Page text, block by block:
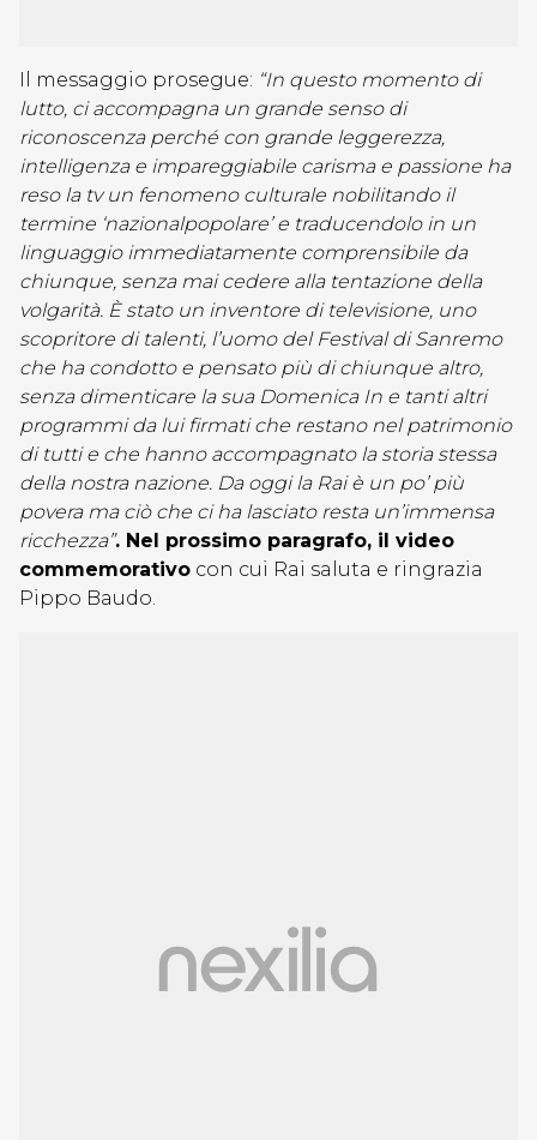
Il messaggio prosegue: “In questo momento di
lutto, ci accompagna un grande senso di
riconoscenza perché con grande leggerezza,
intelligenza e impareggiabile carisma e passione ha
reso la tv un fenomeno culturale nobilitando il
termine ‘nazionalpopolare’ e traducendolo in un
linguaggio immediatamente comprensibile da
chiunque, senza mai cedere alla tentazione della
volgarità. È stato un inventore di televisione, uno
scopritore di talenti, l’uomo del Festival di Sanremo
che ha condotto e pensato più di chiunque altro,
senza dimenticare la sua Domenica In e tanti altri
programmi da lui firmati che restano nel patrimonio
di tutti e che hanno accompagnato la storia stessa
della nostra nazione. Da oggi la Rai è un po’ più
povera ma ciò che ci ha lasciato resta un’immensa
ricchezza”. Nel prossimo paragrafo, il video
commemorativo con cui Rai saluta e ringrazia
Pippo Baudo.